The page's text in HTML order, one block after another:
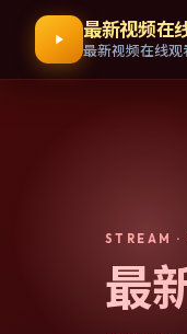
最新视频在
最新视频在线观
STREAM
最